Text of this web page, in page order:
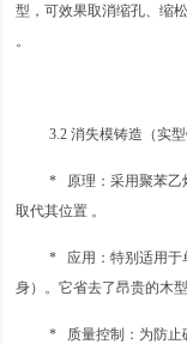
型，可效果取消缩孔、缩
。
3.2 消失模铸造（实型
* 原理：采用聚苯乙
取代其位置 。
* 应用：特别适用于
身）。它省去了昂贵的木
* 质量控制：为防止